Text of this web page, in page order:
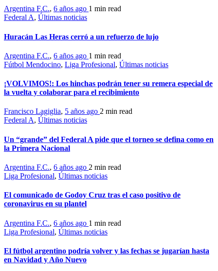
Argentina F.C., 6 años ago 1 min read
Federal A, Últimas noticias
Huracán Las Heras cerró a un refuerzo de lujo
Argentina F.C., 6 años ago 1 min read
Fútbol Mendocino, Liga Profesional, Últimas noticias
¡VOLVIMOS!: Los hinchas podrán tener su remera especial de
la vuelta y colaborar para el recibimiento
Francisco Lagiglia, 5 años ago 2 min read
Federal A, Últimas noticias
Un “grande” del Federal A pide que el torneo se defina como en
la Primera Nacional
Argentina F.C., 6 años ago 2 min read
Liga Profesional, Últimas noticias
El comunicado de Godoy Cruz tras el caso positivo de
coronavirus en su plantel
Argentina F.C., 6 años ago 1 min read
Liga Profesional, Últimas noticias
El fútbol argentino podría volver y las fechas se jugarían hasta
en Navidad y Año Nuevo